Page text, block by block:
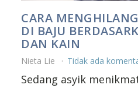
CARA
DI BAJU
DAN KAIN
Nieta Lie Tidak ada
Sedang asyik